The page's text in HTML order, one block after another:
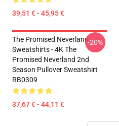
39,51 € - 45,95 €
The Promised Neverland
Sweatshirts - 4K The
Promised Neverland 2nd
Season Pullover Sweatshirt
RB0309
37,67 € - 44,11 €
-20%